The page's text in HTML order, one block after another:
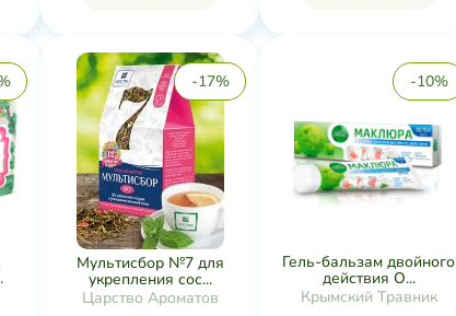
-17%
Мультисбор №7 для
укрепления сос...
Царство Ароматов
-10%
Гель-бальзам двойного
действия О...
Крымский Травник